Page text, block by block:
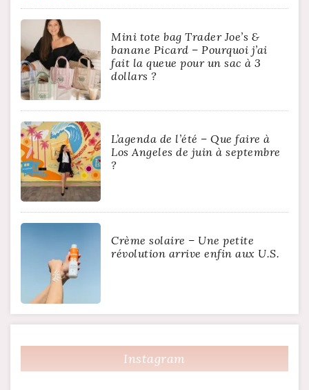
Mini tote bag Trader Joe’s &
banane Picard – Pourquoi j’ai
fait la queue pour un sac à 3
dollars ?
L’agenda de l’été – Que faire à
Los Angeles de juin à septembre
?
Crème solaire – Une petite
révolution arrive enfin aux U.S.
Instagram